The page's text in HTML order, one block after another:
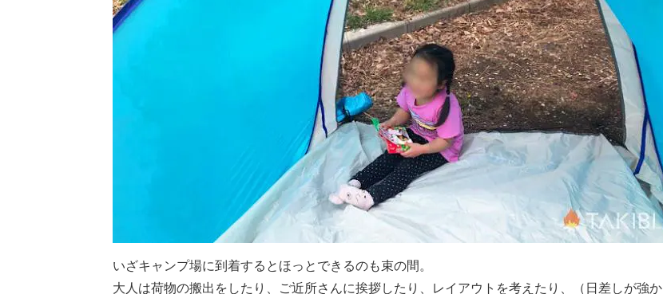
いざキャンプ場に到着するとほっとできるのも束の間。
大人は荷物の搬出をしたり、ご近所さんに挨拶したり、レイアウトを考えたり、（日差しが強か